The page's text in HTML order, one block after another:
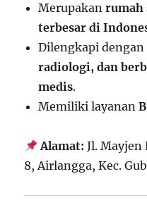
Merupakanrumah
terbesar di
Dilengkapi
radiologi, dan
medis.
Memiliki layanan
Alamat: Jl. Mayjen
8, Airlangga, Kec.